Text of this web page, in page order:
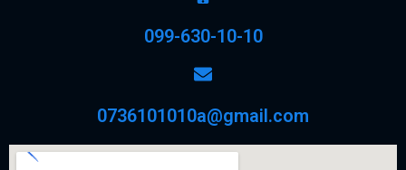
099-630-10-10
0736101010a@gmail.com